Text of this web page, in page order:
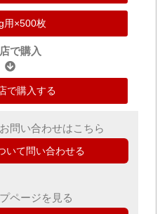
×500枚
で購入
で購入する
問い合わせはこちら
いて問い合わせる
ページを見る